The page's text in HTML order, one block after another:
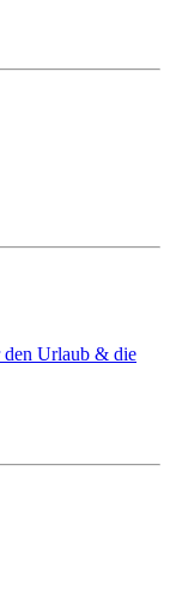
Urlaub & die